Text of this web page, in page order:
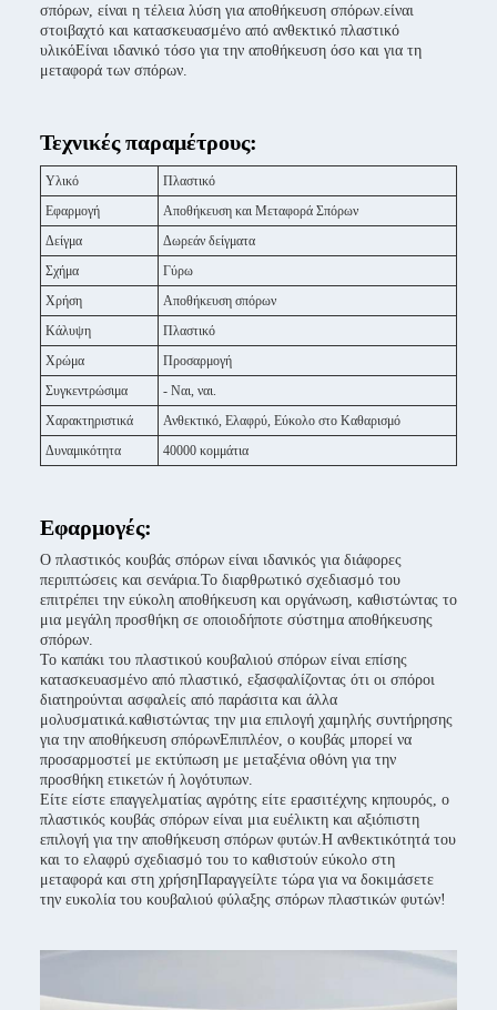
σπόρων, είναι η τέλεια λύση για αποθήκευση σπόρων.είναι
στοιβαχτό και κατασκευασμένο από ανθεκτικό πλαστικό
υλικόΕίναι ιδανικό τόσο για την αποθήκευση όσο και για τη
μεταφορά των σπόρων.
Τεχνικές παραμέτρους:
Υλικό
Πλαστικό
Εφαρμογή
Αποθήκευση και Μεταφορά Σπόρων
Δείγμα
Δωρεάν δείγματα
Σχήμα
Γύρω
Χρήση
Αποθήκευση σπόρων
Κάλυψη
Πλαστικό
Χρώμα
Προσαρμογή
Συγκεντρώσιμα
- Ναι, ναι.
Χαρακτηριστικά
Ανθεκτικό, Ελαφρύ, Εύκολο στο Καθαρισμό
Δυναμικότητα
40000 κομμάτια
Εφαρμογές:
Ο πλαστικός κουβάς σπόρων είναι ιδανικός για διάφορες
περιπτώσεις και σενάρια.Το διαρθρωτικό σχεδιασμό του
επιτρέπει την εύκολη αποθήκευση και οργάνωση, καθιστώντας το
μια μεγάλη προσθήκη σε οποιοδήποτε σύστημα αποθήκευσης
σπόρων.
Το καπάκι του πλαστικού κουβαλιού σπόρων είναι επίσης
κατασκευασμένο από πλαστικό, εξασφαλίζοντας ότι οι σπόροι
διατηρούνται ασφαλείς από παράσιτα και άλλα
μολυσματικά.καθιστώντας την μια επιλογή χαμηλής συντήρησης
για την αποθήκευση σπόρωνΕπιπλέον, ο κουβάς μπορεί να
προσαρμοστεί με εκτύπωση με μεταξένια οθόνη για την
προσθήκη ετικετών ή λογότυπων.
Είτε είστε επαγγελματίας αγρότης είτε ερασιτέχνης κηπουρός, ο
πλαστικός κουβάς σπόρων είναι μια ευέλικτη και αξιόπιστη
επιλογή για την αποθήκευση σπόρων φυτών.Η ανθεκτικότητά του
και το ελαφρύ σχεδιασμό του το καθιστούν εύκολο στη
μεταφορά και στη χρήσηΠαραγγείλτε τώρα για να δοκιμάσετε
την ευκολία του κουβαλιού φύλαξης σπόρων πλαστικών φυτών!